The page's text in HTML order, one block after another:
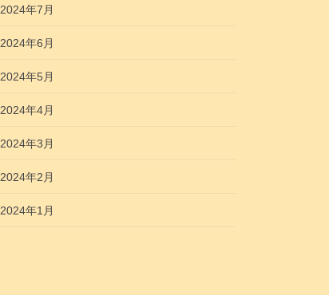
2024年7月
2024年6月
2024年5月
2024年4月
2024年3月
2024年2月
2024年1月